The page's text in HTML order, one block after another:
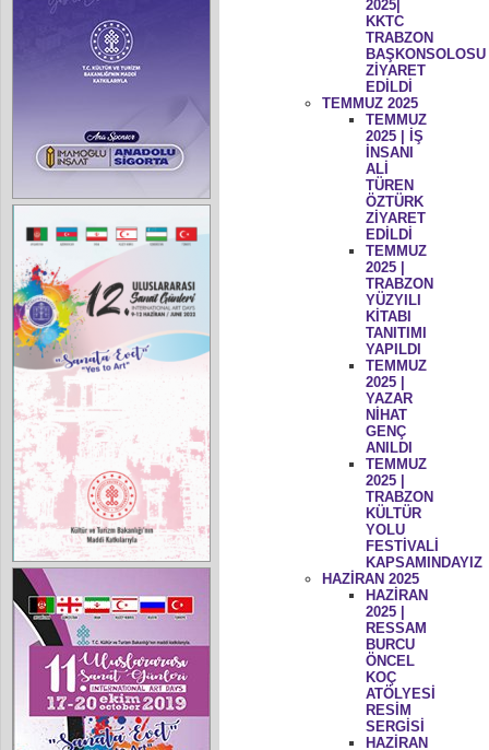
2025|
KKTC
TRABZON
BAŞKONSOLOSU
ZİYARET
EDİLDİ
TEMMUZ 2025
TEMMUZ
2025 | İŞ
İNSANI
ALİ
TÜREN
ÖZTÜRK
ZİYARET
EDİLDİ
TEMMUZ
2025 |
TRABZON
YÜZYILI
KİTABI
TANITIMI
YAPILDI
TEMMUZ
2025 |
YAZAR
NİHAT
GENÇ
ANILDI
TEMMUZ
2025 |
TRABZON
KÜLTÜR
YOLU
FESTİVALİ
KAPSAMINDAYIZ
HAZİRAN 2025
HAZİRAN
2025 |
RESSAM
BURCU
ÖNCEL
KOÇ
ATÖLYESİ
RESİM
SERGİSİ
HAZİRAN